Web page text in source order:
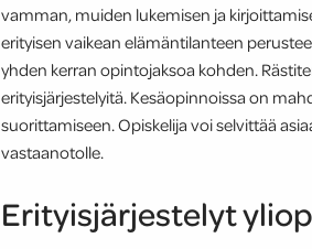
vamman, muiden lukemisen ja
erityisen vaikean elämäntilanteen
yhden kerran opintojaksoa kohden.
erityisjärjestelyitä. Kesäopinnoissa on
suorittamiseen. Opiskelija voi selvittää
vastaanotolle.
Erityisjärjestelyt